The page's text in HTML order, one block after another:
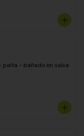
palta - bañado en salsa